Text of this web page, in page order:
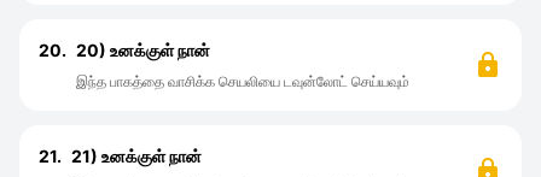
20. 20) உனக்குள் நான்
இந்த பாகத்தை வாசிக்க செயலியை டவுன்லோட் செய்யவும்
21. 21) உனக்குள் நான்